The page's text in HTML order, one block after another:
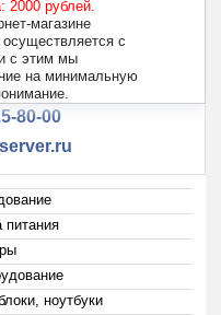
2000 рублей.
магазине
с
с этим мы
на минимальную
13-47
80-00
ноутбуки